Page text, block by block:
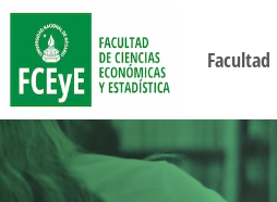
Facultad